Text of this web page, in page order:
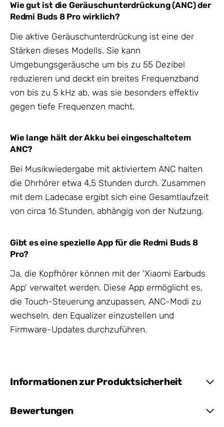
Wie gut ist die Geräuschunterdrückung (ANC) der
Redmi Buds 8 Pro wirklich?
Die aktive Geräuschunterdrückung ist eine der
Stärken dieses Modells. Sie kann
Umgebungsgeräusche um bis zu 55 Dezibel
reduzieren und deckt ein breites Frequenzband
von bis zu 5 kHz ab, was sie besonders effektiv
gegen tiefe Frequenzen macht.
Wie lange hält der Akku bei eingeschaltetem
ANC?
Bei Musikwiedergabe mit aktiviertem ANC halten
die Ohrhörer etwa 4,5 Stunden durch. Zusammen
mit dem Ladecase ergibt sich eine Gesamtlaufzeit
von circa 16 Stunden, abhängig von der Nutzung.
Gibt es eine spezielle App für die Redmi Buds 8
Pro?
Ja, die Kopfhörer können mit der 'Xiaomi Earbuds
App' verwaltet werden. Diese App ermöglicht es,
die Touch-Steuerung anzupassen, ANC-Modi zu
wechseln, den Equalizer einzustellen und
Firmware-Updates durchzuführen.
Informationen zur Produktsicherheit
Bewertungen